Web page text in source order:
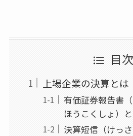
目次
上場企業の決算とは
有価証券報告書
ほうこくしょ）
決算短信（けっ